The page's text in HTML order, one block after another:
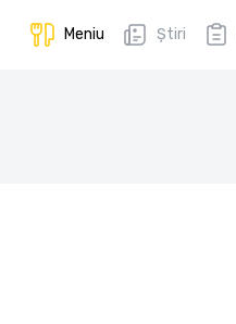
Meniu Știri